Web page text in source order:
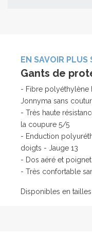
EN SAVOIR PLUS
Gants de
- Fibre polyéthylène
Jonnyma sans
- Très haute
la coupure 5/5
- Enduction
doigts - Jauge 13
- Dos aéré et
- Très confortable
Disponibles en